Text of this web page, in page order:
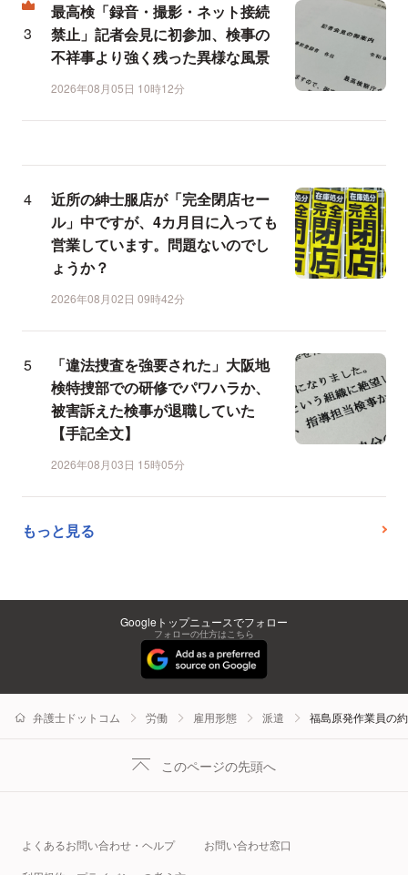
最高検「録音・撮影・ネット接続
禁止」記者会見に初参加、検事の
不祥事より強く残った異様な風景
2026年08月05日 10時12分
近所の紳士服店が「完全閉店セー
ル」中ですが、4カ月目に入っても
営業しています。問題ないのでし
ょうか？
2026年08月02日 09時42分
「違法捜査を強要された」大阪地
検特捜部での研修でパワハラか、
被害訴えた検事が退職していた
【手記全文】
2026年08月03日 15時05分
もっと見る
Googleトップニュースでフォロー
フォローの仕方はこちら
弁護士ドットコム 労働 雇用形態 派遣 福島原発作業員の
このページの先頭へ
よくあるお問い合わせ・ヘルプ お問い合わせ窓口